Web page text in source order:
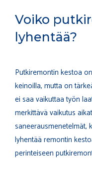
Voiko
lyhentää?
Putkiremontin kestoa
keinoilla, mutta on
ei saa vaikuttaa työn
merkittävä vaikutus
saneerausmenetelmät,
lyhentää remontin
perinteiseen